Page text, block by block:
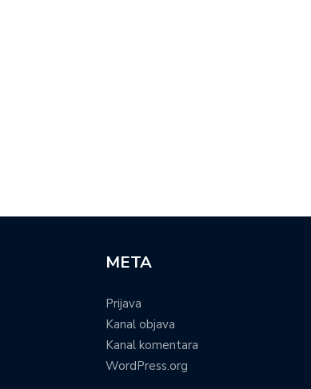
META
Prijava
Kanal objava
Kanal komentara
WordPress.org